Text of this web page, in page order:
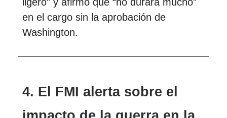
en el cargo sin la aprobación de
Washington.
4. El FMI alerta sobre el